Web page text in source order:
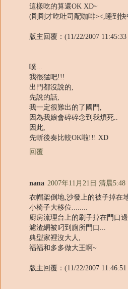
這樣吃的算還OK XD~
(剛剛才吃吐司配咖啡><,睡到
版主回覆：(11/22/2007
噗...
我很猛吧!!!
出門都沒說的,
先說的話,
我一定很難出的了國門,
因為我娘會碎碎念到我煩死..
因此,
先斬後奏比較OK啦!!! XD
回覆
nana 2007年11月21日 清晨5:48
衣帽架倒地,沙發上的被子掉在
小椅子大移位........
廚房流理台上的刷子掉在門口邊,
濾渣網被叼到廁所門口...
典型家裡沒大人,
福福和多多做大王啊~
版主回覆：(11/22/2007